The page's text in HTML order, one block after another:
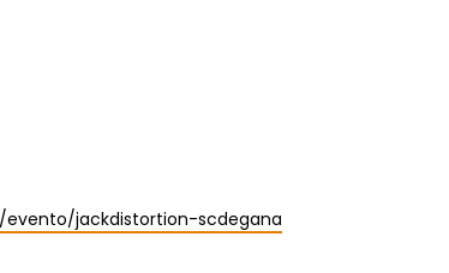
jackdistortion-scdegana